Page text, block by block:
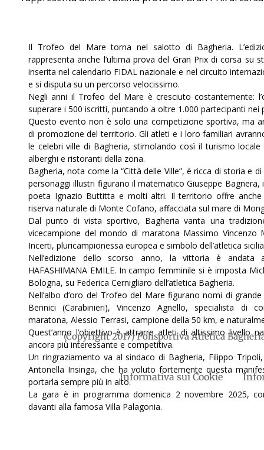
(Copyright 2017) Polisportiva Atletica
Informativa sui Cookie
Il Trofeo del Mare torna nel salotto di Bagheria.
rappresenta anche l’ultima prova del Gran Prix di corsa su
inserita nel calendario FIDAL nazionale e nel circuito
e si disputa su un percorso velocissimo.
Negli anni il Trofeo del Mare è cresciuto costantemente:
superare i 500 iscritti, puntando a oltre 1.000 partecipanti nei
Questo evento non è solo una competizione sportiva, ma
di promozione del territorio. Gli atleti e i loro familiari
le celebri ville di Bagheria, stimolando così il turismo
alberghi e ristoranti della zona.
Bagheria, nota come la “Città delle Ville”, è ricca di storia e
personaggi illustri figurano il matematico Giuseppe
poeta Ignazio Buttitta e molti altri. Il territorio offre
riserva naturale di Monte Cofano, affacciata sul mare di
Dal punto di vista sportivo, Bagheria vanta una
vicecampione del mondo di maratona Massimo Vincenzo
Incerti, pluricampionessa europea e simbolo dell’atletica
Nell’edizione dello scorso anno, la vittoria è
HAFASHIMANA EMILE. In campo femminile si è imposta
Bologna, su Federica Cernigliaro dell’atletica Bagheria.
Nell’albo d’oro del Trofeo del Mare figurano nomi di
Bennici (Carabinieri), Vincenzo Agnello, specialista di
maratona, Alessio Terrasi, campione della 50 km, e
Quest’anno l’obiettivo è attrarre atleti di altissimo livello
ancora più interessante e competitiva.
Un ringraziamento va al sindaco di Bagheria, Filippo
Antonella Insinga, che ha voluto fortemente questa
portarla sempre più in alto.
La gara è in programma domenica 2 novembre 2025,
davanti alla famosa Villa Palagonia.